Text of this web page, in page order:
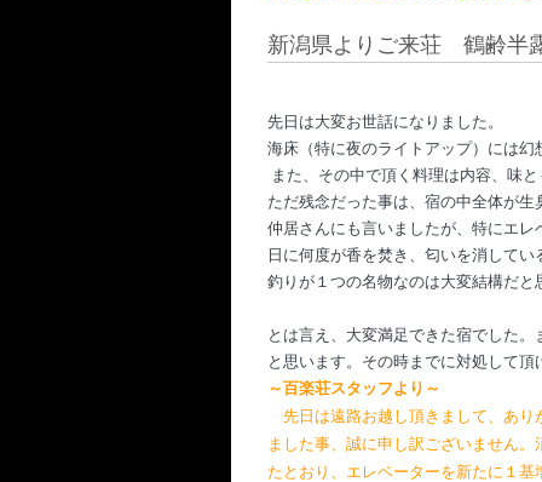
新潟県よりご来荘 鶴齢半
先日は大変お世話になりました。
海床（特に夜のライトアップ）には幻
また、その中で頂く料理は内容、味
ただ残念だった事は、宿の中全体が生
仲居さんにも言いましたが、特にエレ
日に何度が香を焚き、匂いを消して
釣りが１つの名物なのは大変結構だ
とは言え、大変満足できた宿でした。
と思います。その時までに対処して
～百楽荘スタッフより～
先日は遠路お越し頂きまして、あ
ました事、誠に申し訳ございません
たとおり、エレベーターを新たに１